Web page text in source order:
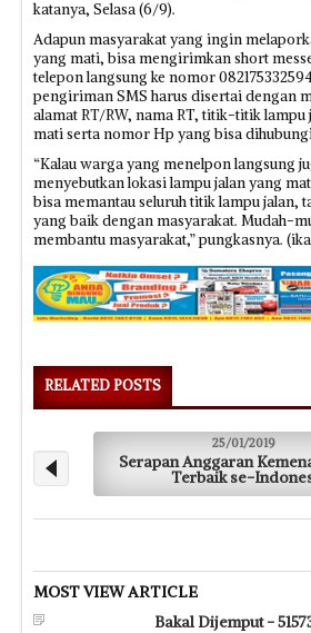
katanya, Selasa (6/9).
Adapun masyarakat yang ingin
yang mati, bisa mengirimkan short
telepon langsung ke nomor
pengiriman SMS harus disertai dengan
alamat RT/RW, nama RT, titik-titik lampu
mati serta nomor Hp yang bisa
“Kalau warga yang menelpon langsung
menyebutkan lokasi lampu jalan yang
bisa memantau seluruh titik lampu jalan,
yang baik dengan masyarakat. Mudah-
membantu masyarakat,” pungkasnya.
RELATED POSTS
25/01/2019
Serapan Anggaran
Terbaik se-
MOST VIEW ARTICLE
Bakal Dijemput -